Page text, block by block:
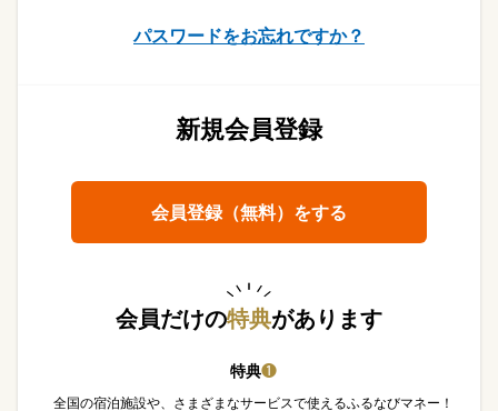
パスワードをお忘れですか？
新規会員登録
会員登録（無料）をする
会員だけの特典があります
特典❶
全国の宿泊施設や、さまざまなサービスで使えるふるなびマネー！